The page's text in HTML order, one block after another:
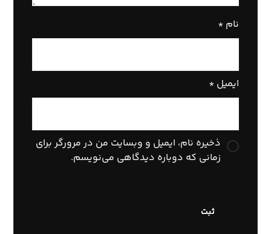
نام *
ایمیل *
ذخیره نام، ایمیل و وبسایت من در مرورگر برای
زمانی که دوباره دیدگاهی می‌نویسم.